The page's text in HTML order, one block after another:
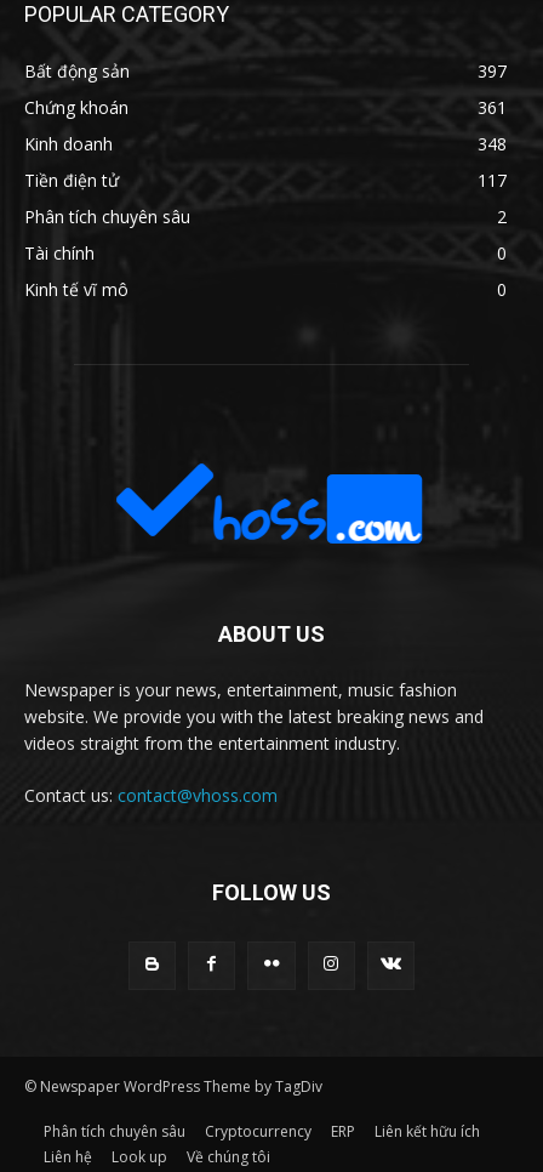
POPULAR CATEGORY
Bất động sản
397
Chứng khoán
361
Kinh doanh
348
Tiền điện tử
117
Phân tích chuyên sâu
2
Tài chính
0
Kinh tế vĩ mô
0
ABOUT US
Newspaper is your news, entertainment, music fashion
website. We provide you with the latest breaking news and
videos straight from the entertainment industry.
Contact us: contact@vhoss.com
FOLLOW US
© Newspaper WordPress Theme by TagDiv
Phân tích chuyên sâu Cryptocurrency ERP
Liên kết hữu ích
Liên hệ
Look up Về chúng tôi